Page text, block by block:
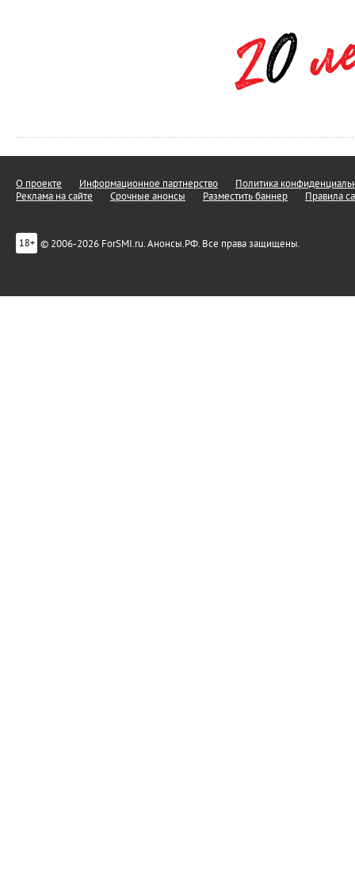
О проекте Информационное партнерство
Политика
Реклама на сайте
Срочные анонсы Разместить баннер Правила
18+ © 2006-2026 ForSMI.ru. Анонсы.РФ. Все права защищены.